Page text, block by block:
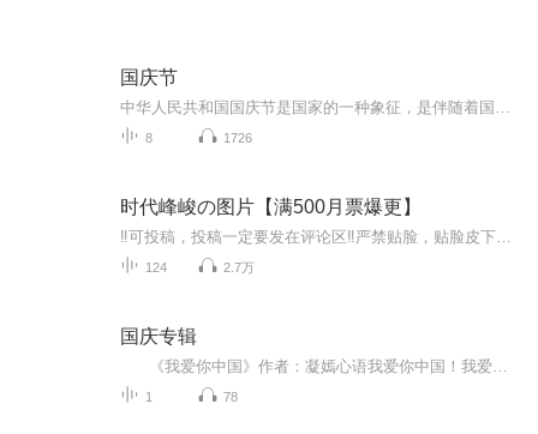
国庆节
8 1726
时代峰峻の图片【满500月票爆更】
124 2.7万
国庆专辑
1 78